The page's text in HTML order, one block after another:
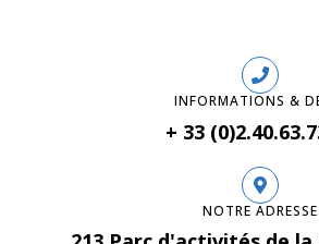
INFORMATIONS &
+ 33
NOTRE ADRESSE